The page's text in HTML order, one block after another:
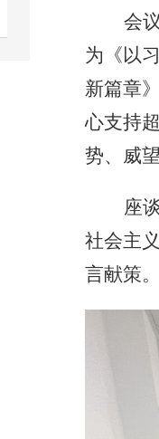
会
为《以
新篇章
心支持
势、威
座
社会主
言献策。